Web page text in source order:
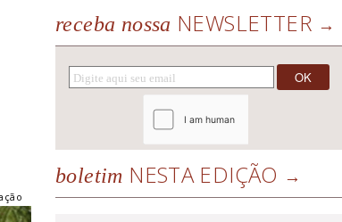
receba nossa NEWSLETTER
boletim NESTA EDIÇÃO